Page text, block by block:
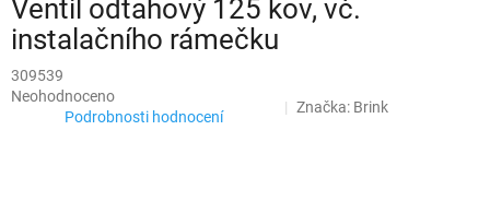
Ventil odtahový 125 kov, vč.
instalačního rámečku
309539
Průměrné
hodnocení
Neohodnoceno
Podrobnosti hodnocení
Značka: Brink